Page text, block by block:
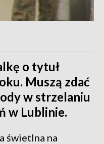
o tytuł
Muszą zdać
w strzelaniu
w Lublinie.
świetlna na